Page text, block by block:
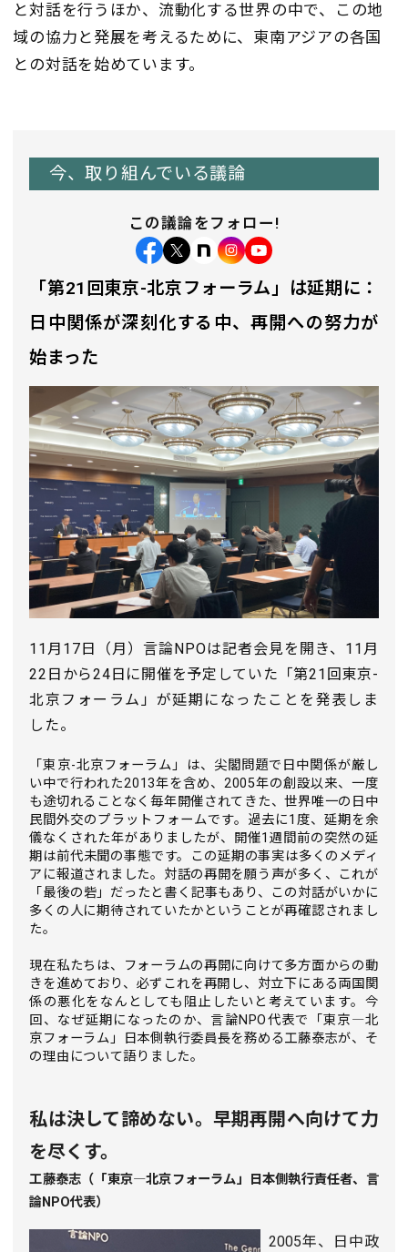
と対話を行うほか、流動化する世界の中で、この地
域の協力と発展を考えるために、東南アジアの各国
との対話を始めています。
今、取り組んでいる議論
この議論をフォロー!
「第21回東京-北京フォーラム」は延期に：
日中関係が深刻化する中、再開への努力が
始まった
11月17日（月）言論NPOは記者会見を開き、11月
22日から24日に開催を予定していた「第21回東京-
北京フォーラム」が延期になったことを発表しま
した。
「東京-北京フォーラム」は、尖閣問題で日中関係が厳し
い中で行われた2013年を含め、2005年の創設以来、一度
も途切れることなく毎年開催されてきた、世界唯一の日中
民間外交のプラットフォームです。過去に1度、延期を余
儀なくされた年がありましたが、開催1週間前の突然の延
期は前代未聞の事態です。この延期の事実は多くのメディ
アに報道されました。対話の再開を願う声が多く、これが
「最後の砦」だったと書く記事もあり、この対話がいかに
多くの人に期待されていたかということが再確認されまし
た。
現在私たちは、フォーラムの再開に向けて多方面からの動
きを進めており、必ずこれを再開し、対立下にある両国関
係の悪化をなんとしても阻止したいと考えています。今
回、なぜ延期になったのか、言論NPO代表で「東京―北
京フォーラム」日本側執行委員長を務める工藤泰志が、そ
の理由について語りました。
私は決して諦めない。早期再開へ向けて力
を尽くす。
工藤泰志（「東京―北京フォーラム」日本側執行責任者、言
論NPO代表）
2005年、日中政